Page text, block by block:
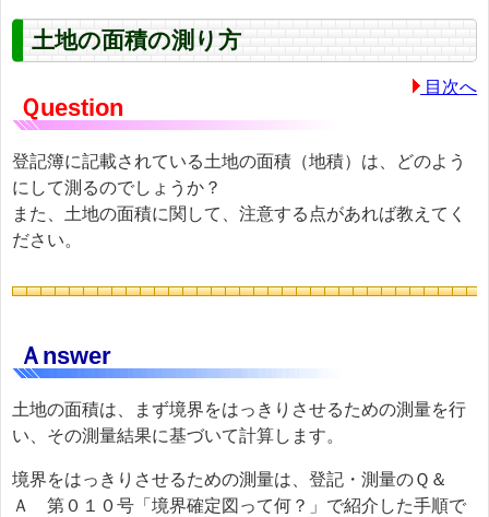
土地の面積の測り方
目次へ
Ｑuestion
登記簿に記載されている土地の面積（地積）は、どのよう
にして測るのでしょうか？
また、土地の面積に関して、注意する点があれば教えてく
ださい。
Ａnswer
土地の面積は、まず境界をはっきりさせるための測量を行
い、その測量結果に基づいて計算します。
境界をはっきりさせるための測量は、登記・測量のＱ＆
Ａ 第０１０号「境界確定図って何？」で紹介した手順で